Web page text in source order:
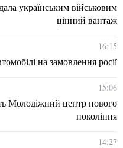
українським військовим
цінний вантаж
16:15
на замовлення росії
15:06
Молодіжний центр нового
покоління
14:27